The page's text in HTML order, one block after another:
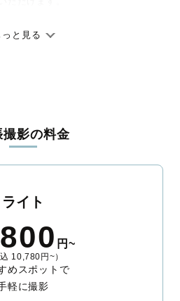
、何十年経っても見返したくなるよ
マンが全国47都道府県に在籍してい
活かし、思い出に残る素敵な撮影体
も、おしゃれで洗練された仕上がり
ってほしかった！」と思える一枚に
ラフの撮影事例
っと見る
撮影の料金
ライト
円~
込 10,780円~）
めスポットで
軽に撮影